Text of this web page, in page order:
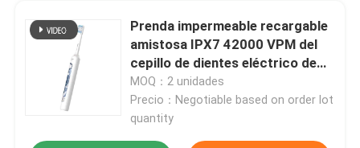
Prenda impermeable recargable
amistosa IPX7 42000 VPM del
cepillo de dientes eléctrico de
Eco
MOQ：2 unidades
Precio：Negotiable based on order lot
quantity